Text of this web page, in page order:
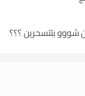
شووو بتتسحرين ؟؟؟